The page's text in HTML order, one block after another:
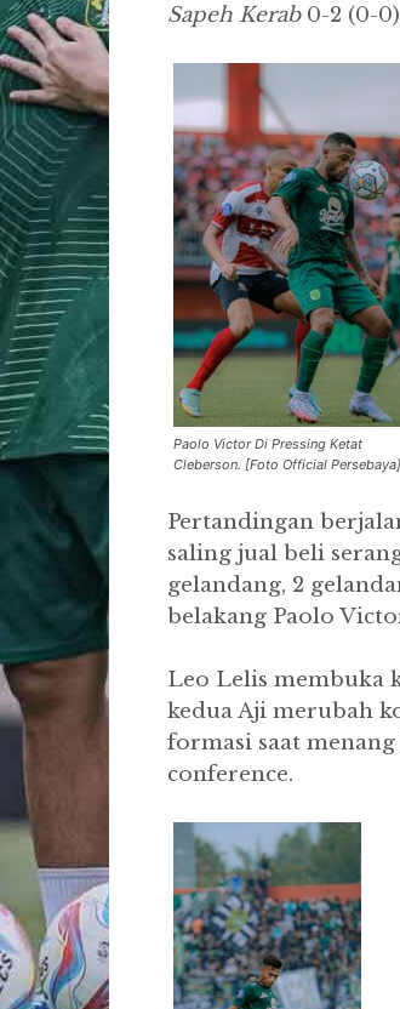
Sapeh Kerab0-2 (0-
Paolo Victor Di Pressing Ketat
Cleberson. [Foto Official Persebaya]
Pertandingan
saling jual beli
gelandang, 2
belakang Paolo
Leo Lelis membuka
kedua Aji merubah
formasi saat
conference.